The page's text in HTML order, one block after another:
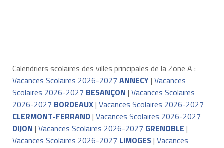
Calendriers scolaires des villes principales de la Zone A :
Vacances Scolaires 2026-2027 ANNECY| Vacances
Scolaires 2026-2027 BESANÇON | Vacances Scolaires
2026-2027 BORDEAUX| Vacances Scolaires 2026-2027
CLERMONT-FERRAND| Vacances Scolaires 2026-2027
DIJON | Vacances Scolaires 2026-2027 GRENOBLE |
Vacances Scolaires 2026-2027 LIMOGES| Vacances